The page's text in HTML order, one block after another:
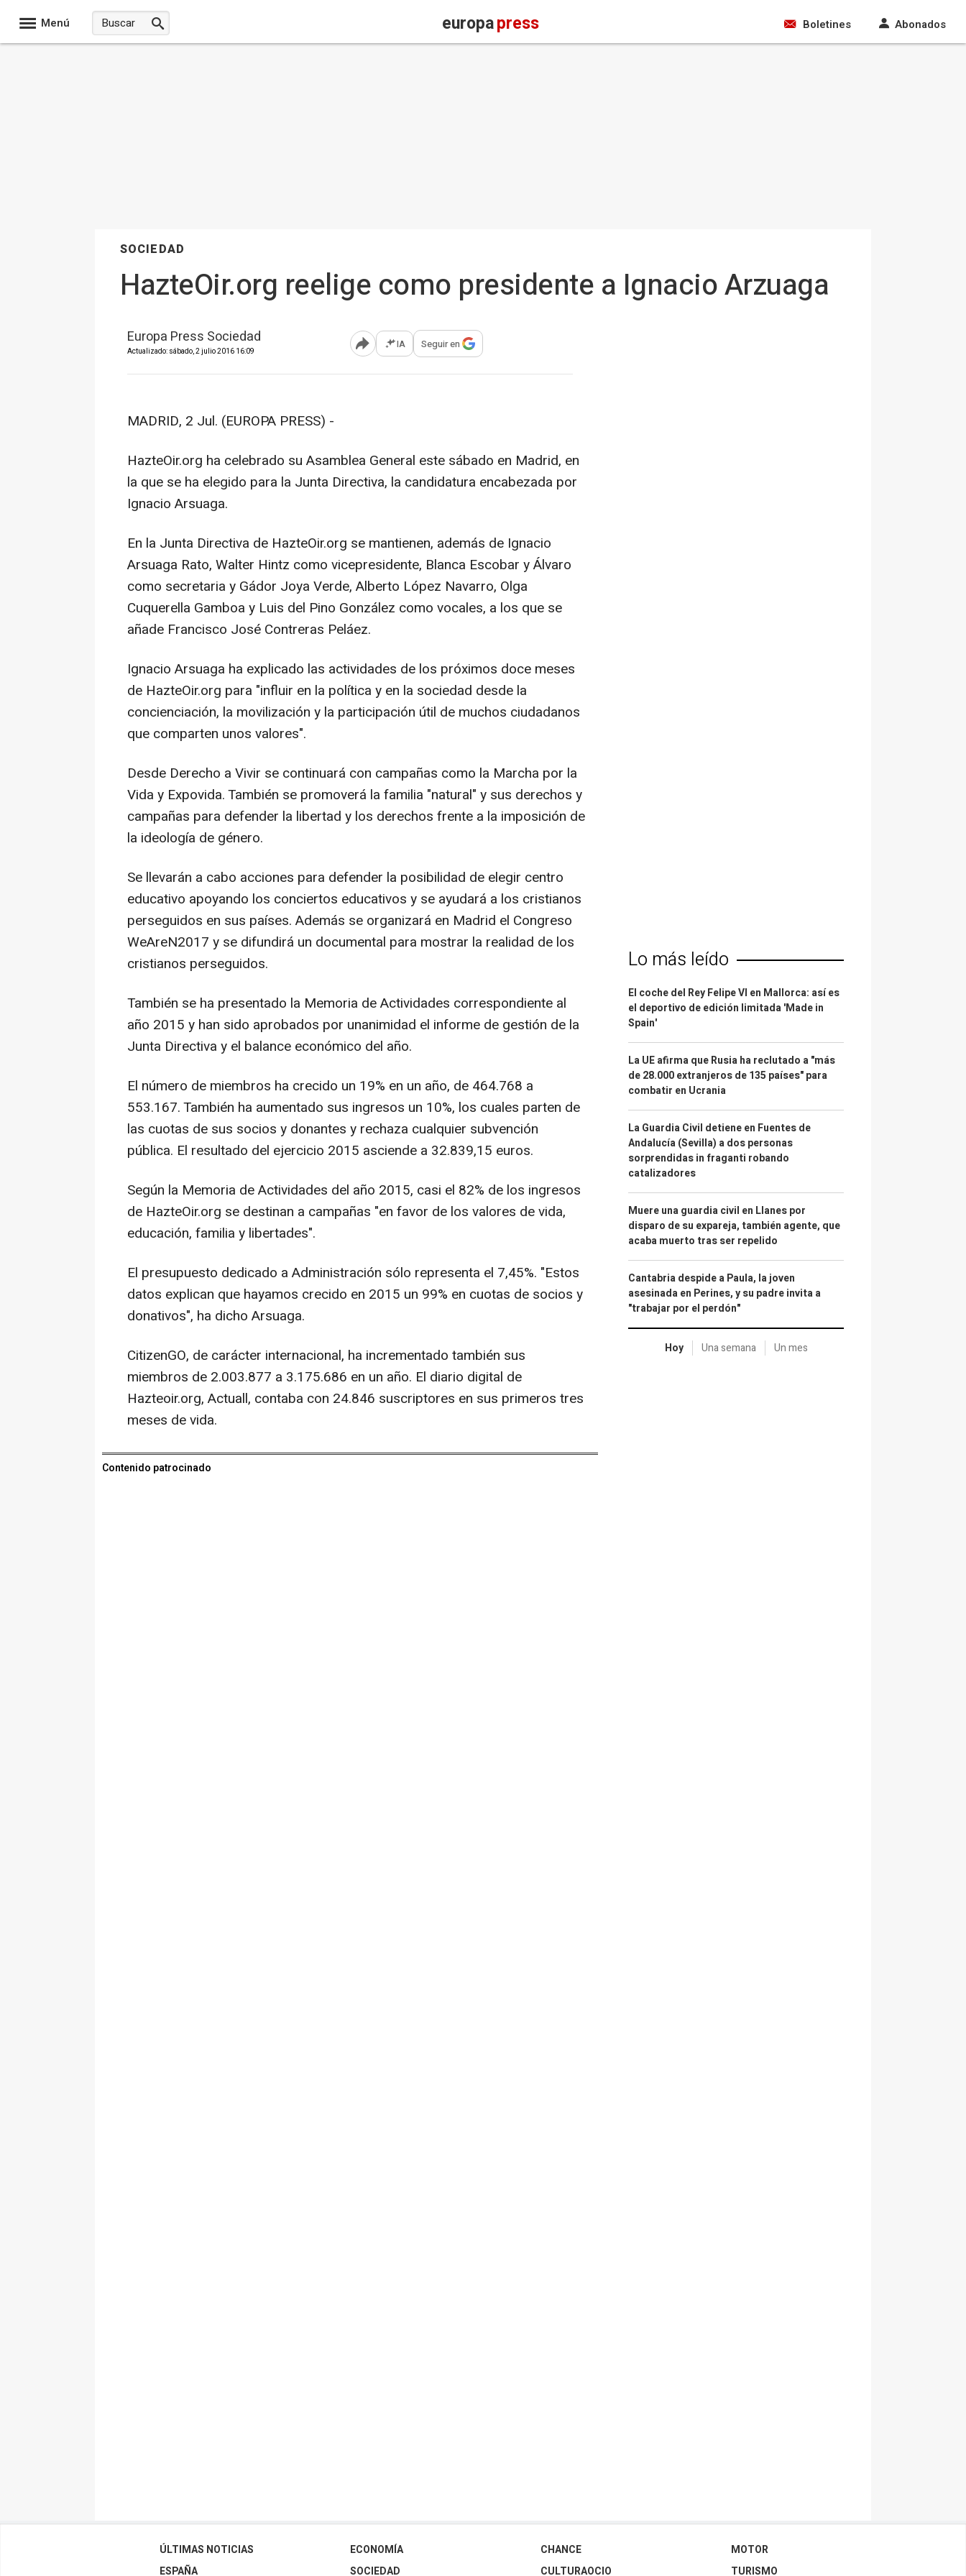
Menú europapress Boletines Abonados
SOCIEDAD
HazteOir.org reelige como presidente a Ignacio Arzuaga
Europa Press Sociedad
Actualizado: sábado, 2 julio 2016 16:09 Abrir opciones para compartir
IA Seguir en
MADRID, 2 Jul. (EUROPA PRESS) -
HazteOir.org ha celebrado su Asamblea General este sábado en Madrid, en
la que se ha elegido para la Junta Directiva, la candidatura encabezada por
Ignacio Arsuaga.
En la Junta Directiva de HazteOir.org se mantienen, además de Ignacio
Arsuaga Rato, Walter Hintz como vicepresidente, Blanca Escobar y Álvaro
como secretaria y Gádor Joya Verde, Alberto López Navarro, Olga
Cuquerella Gamboa y Luis del Pino González como vocales, a los que se
añade Francisco José Contreras Peláez.
Ignacio Arsuaga ha explicado las actividades de los próximos doce meses
de HazteOir.org para "influir en la política y en la sociedad desde la
concienciación, la movilización y la participación útil de muchos ciudadanos
que comparten unos valores".
Desde Derecho a Vivir se continuará con campañas como la Marcha por la
Vida y Expovida. También se promoverá la familia "natural" y sus derechos y
campañas para defender la libertad y los derechos frente a la imposición de
la ideología de género.
Se llevarán a cabo acciones para defender la posibilidad de elegir centro
educativo apoyando los conciertos educativos y se ayudará a los cristianos
perseguidos en sus países. Además se organizará en Madrid el Congreso
WeAreN2017 y se difundirá un documental para mostrar la realidad de los
cristianos perseguidos.
También se ha presentado la Memoria de Actividades correspondiente al
año 2015 y han sido aprobados por unanimidad el informe de gestión de la
Junta Directiva y el balance económico del año.
El número de miembros ha crecido un 19% en un año, de 464.768 a
553.167. También ha aumentado sus ingresos un 10%, los cuales parten de
las cuotas de sus socios y donantes y rechaza cualquier subvención
pública. El resultado del ejercicio 2015 asciende a 32.839,15 euros.
Según la Memoria de Actividades del año 2015, casi el 82% de los ingresos
de HazteOir.org se destinan a campañas "en favor de los valores de vida,
educación, familia y libertades".
El presupuesto dedicado a Administración sólo representa el 7,45%. "Estos
datos explican que hayamos crecido en 2015 un 99% en cuotas de socios y
donativos", ha dicho Arsuaga.
CitizenGO, de carácter internacional, ha incrementado también sus
miembros de 2.003.877 a 3.175.686 en un año. El diario digital de
Hazteoir.org, Actuall, contaba con 24.846 suscriptores en sus primeros tres
meses de vida.
Contenido patrocinado
Lo más leído
El coche del Rey Felipe VI en Mallorca: así es
el deportivo de edición limitada 'Made in
Spain'
La UE afirma que Rusia ha reclutado a "más
de 28.000 extranjeros de 135 países" para
combatir en Ucrania
La Guardia Civil detiene en Fuentes de
Andalucía (Sevilla) a dos personas
sorprendidas in fraganti robando
catalizadores
Muere una guardia civil en Llanes por
disparo de su expareja, también agente, que
acaba muerto tras ser repelido
Cantabria despide a Paula, la joven
asesinada en Perines, y su padre invita a
"trabajar por el perdón"
Hoy Una semana Un mes
ÚLTIMAS NOTICIAS
ESPAÑA
ECONOMÍA
SOCIEDAD
CHANCE
CULTURAOCIO
MOTOR
TURISMO